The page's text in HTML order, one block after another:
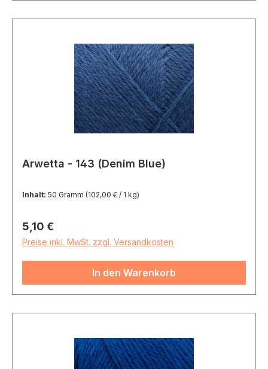
Arwetta - 143 (Denim Blue)
Inhalt: 50 Gramm (102,00 € / 1 kg)
Regulärer Preis:
5,10 €
Preise inkl. MwSt. zzgl. Versandkosten
In den Warenkorb